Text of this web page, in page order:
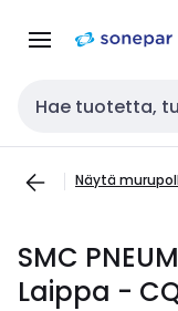
navigointiinsisältöön
Haku
Näytä
SMC
Laippa -